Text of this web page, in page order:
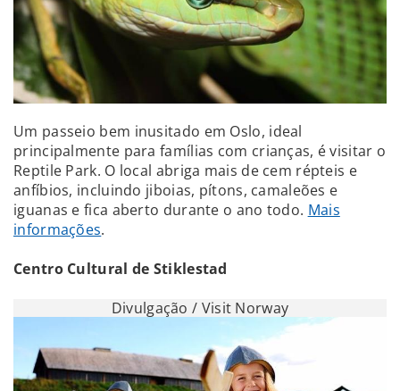
Um passeio bem inusitado em Oslo, ideal
principalmente para famílias com crianças, é visitar o
Reptile Park. O local abriga mais de cem répteis e
anfíbios, incluindo jiboias, pítons, camaleões e
iguanas e fica aberto durante o ano todo. Mais
informações.
Centro Cultural de Stiklestad
Divulgação / Visit Norway